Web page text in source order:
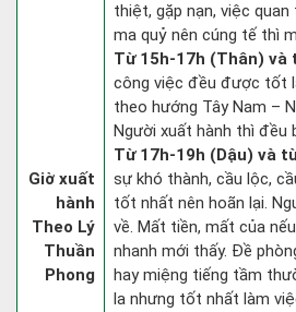
Giờ xuất
hành
Theo Lý
Thuần
Phong
thiệt, gặp nạn, việc
ma quỷ nên cúng tế thì
Từ 15h-17h (Thân) và
công việc đều được tốt
theo hướng Tây Nam –
Người xuất hành thì đều
Từ 17h-19h (Dậu) và
sự khó thành, cầu lộc,
tốt nhất nên hoãn lại.
về. Mất tiền, mất của
nhanh mới thấy. Đề
hay miệng tiếng tầm
la nhưng tốt nhất làm